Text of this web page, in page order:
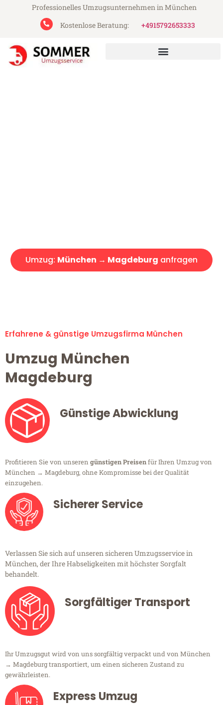
Professionelles Umzugsunternehmen in München
Kostenlose Beratung:
+4915792653333
Umzug: München → Magdeburg anfragen
Erfahrene & günstige Umzugsfirma München
Umzug München
Magdeburg
Günstige Abwicklung
Profitieren Sie von unseren günstigen Preisenfür Ihren Umzug von
München → Magdeburg, ohne Kompromisse bei der Qualität
einzugehen.
Sicherer Service
Verlassen Sie sich auf unseren sicheren Umzugsservice in
München, der Ihre Habseligkeiten mit höchster Sorgfalt
behandelt.
Sorgfältiger Transport
Ihr Umzugsgut wird von uns sorgfältig verpackt und von München
→ Magdeburg transportiert, um einen sicheren Zustand zu
gewährleisten.
Express Umzug